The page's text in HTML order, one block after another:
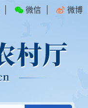
微信 微博